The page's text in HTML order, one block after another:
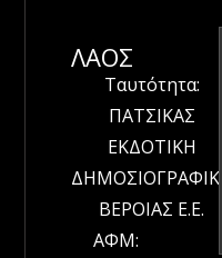
ΛΑΟΣ
Ταυτότητα:
ΠΑΤΣΙΚΑΣ
ΕΚΔΟΤΙΚΗ
ΔΗΜΟΣΙΟΓΡΑΦΙΚΗ
ΒΕΡΟΙΑΣ Ε.Ε.
ΑΦΜ: